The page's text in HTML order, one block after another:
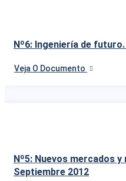
Nº6: Ingeniería de
Veja O Documento
Nº5: Nuevos mercados
Septiembre 2012